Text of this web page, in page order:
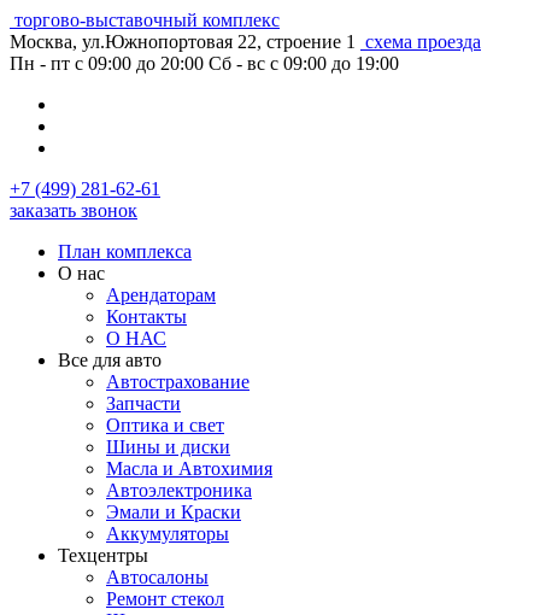
торгово-выставочный комплекс
Москва, ул.Южнопортовая 22, строение 1
схема проезда
Пн - пт с 09:00 до 20:00 Сб - вс с 09:00 до 19:00
+7 (499) 281-62-61
заказать звонок
План комплекса
О нас
Арендаторам
Контакты
О НАС
Все для авто
Автострахование
Запчасти
Оптика и свет
Шины и диски
Масла и Автохимия
Автоэлектроника
Эмали и Краски
Аккумуляторы
Техцентры
Автосалоны
Ремонт стекол